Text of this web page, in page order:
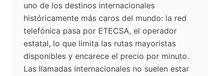
uno de los destinos internacionales
históricamente más caros del mundo: la red
telefónica pasa por ETECSA, el operador
estatal, lo que limita las rutas mayoristas
disponibles y encarece el precio por minuto.
Las llamadas internacionales no suelen estar